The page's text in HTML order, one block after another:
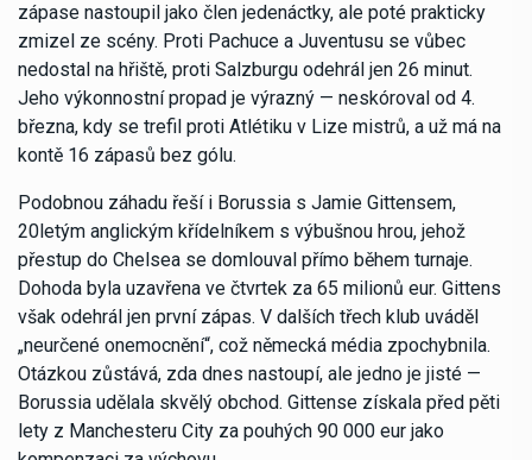
zápase nastoupil jako člen jedenáctky, ale poté prakticky
zmizel ze scény. Proti Pachuce a Juventusu se vůbec
nedostal na hřiště, proti Salzburgu odehrál jen 26 minut.
Jeho výkonnostní propad je výrazný — neskóroval od 4.
března, kdy se trefil proti Atlétiku v Lize mistrů, a už má na
kontě 16 zápasů bez gólu.
Podobnou záhadu řeší i Borussia s Jamie Gittensem,
20letým anglickým křídelníkem s výbušnou hrou, jehož
přestup do Chelsea se domlouval přímo během turnaje.
Dohoda byla uzavřena ve čtvrtek za 65 milionů eur. Gittens
však odehrál jen první zápas. V dalších třech klub uváděl
„neurčené onemocnění“, což německá média zpochybnila.
Otázkou zůstává, zda dnes nastoupí, ale jedno je jisté —
Borussia udělala skvělý obchod. Gittense získala před pěti
lety z Manchesteru City za pouhých 90 000 eur jako